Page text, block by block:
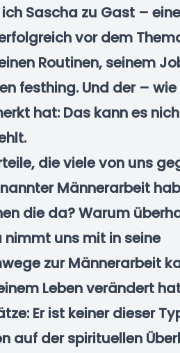
Sascha zu Gast –
vor dem
Routinen, seinem
festhing. Und der –
hat: Das kann es
die viele von uns
Männerarbeit
die da? Warum
nimmt uns mit in seine
zur Männerarbeit
Leben verändert
Er ist keiner dieser
auf der spirituellen